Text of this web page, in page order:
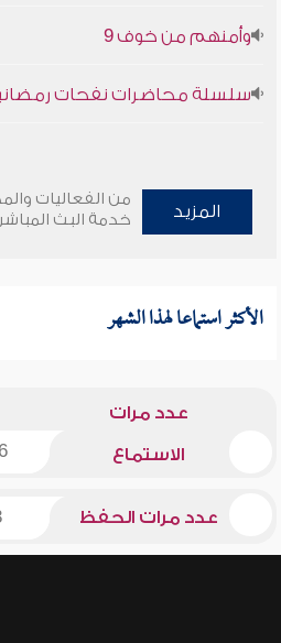
وأمنهم من خوف 9
سلسلة محاضرات نفحات رمضانية
المزيد
من الفعاليات
خدمة البث المباشر
الأكثر استماعا لهذا الشهر
عدد مرات
الاستماع
عدد مرات الحفظ